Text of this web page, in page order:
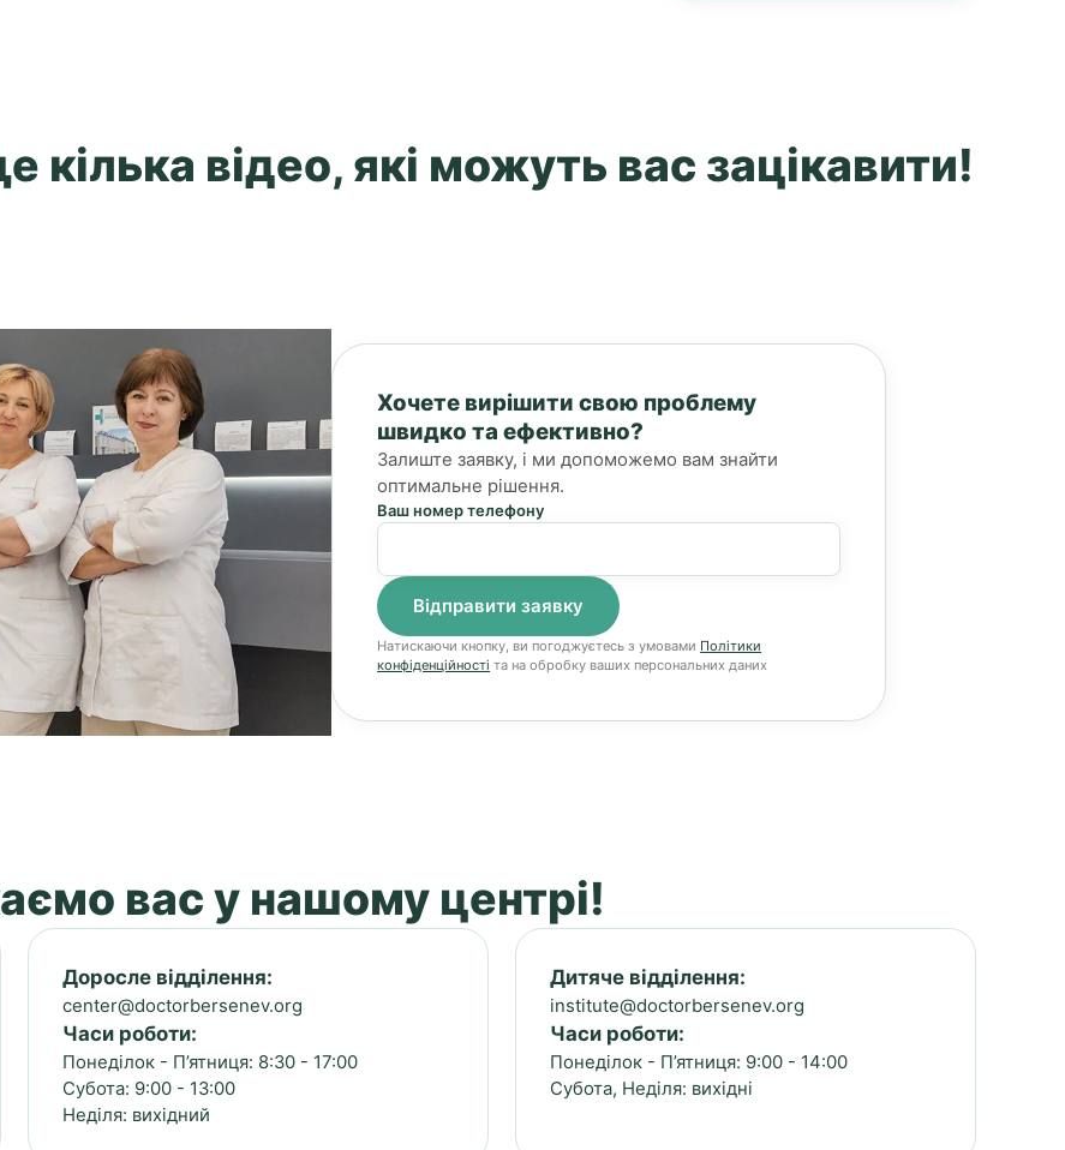
відео, які можуть вас зацікавити!
Хочете вирішити свою проблему
швидко та ефективно?
Залиште заявку, і ми допоможемо вам знайти
оптимальне рішення.
Ваш номер телефону
Натискаючи кнопку, ви погоджуєтесь з умовами Політики
конфіденційності та на обробку ваших персональних даних
вас у нашому центрі!
Доросле відділення:
center@doctorbersenev.org
Часи роботи:
Понеділок - П’ятниця: 8:30 - 17:00
Субота: 9:00 - 13:00
Неділя: вихідний
Дитяче відділення:
institute@doctorbersenev.org
Часи роботи:
Понеділок - П’ятниця: 9:00 - 14:00
Субота, Неділя: вихідні